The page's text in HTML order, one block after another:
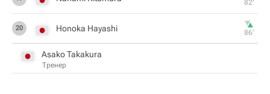
82‎’‎
20 Honoka Hayashi 86‎’‎
Asako Takakura
Тренер